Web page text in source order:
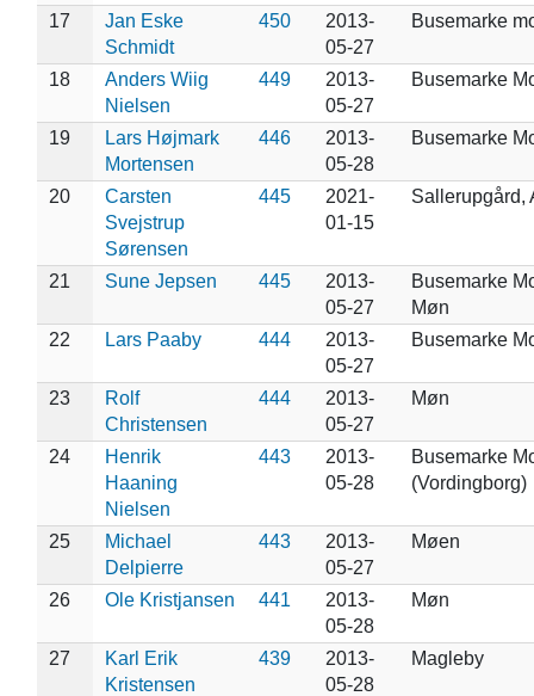
17
Jan Eske
Schmidt
450
2013-
05-27
Busemarke
18
Anders Wiig
Nielsen
449
2013-
05-27
Busemarke
19
Lars Højmark
Mortensen
446
2013-
05-28
Busemarke
20
Carsten
Svejstrup
Sørensen
445
2021-
01-15
Sallerupgård,
21 Sune Jepsen 445
2013-
05-27
Busemarke
Møn
22
Lars Paaby 444
2013-
05-27
Busemarke
23
Rolf
Christensen
444
2013-
05-27
Møn
24
Henrik
Haaning
Nielsen
443
2013-
05-28
Busemarke
(Vordingborg)
25
Michael
Delpierre
443
2013-
05-27
Møen
26 Ole Kristjansen 441
2013-
05-28
Møn
27
Karl Erik
Kristensen
439
2013-
05-28
Magleby